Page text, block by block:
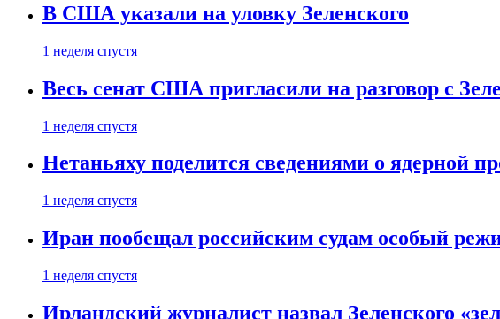
В США указали на уловку Зеленского
1 неделя спустя
Весь сенат США пригласили на разговор с
1 неделя спустя
Нетаньяху поделится сведениями о ядерной
1 неделя спустя
Иран пообещал российским судам особый
1 неделя спустя
Ирландский журналист назвал Зеленского